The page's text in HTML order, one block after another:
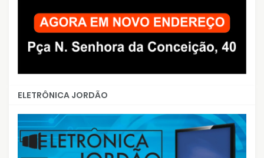
ELETRÔNICA JORDÃO